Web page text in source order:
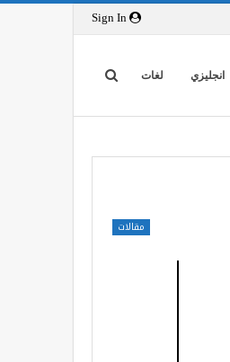
انجليزي لغات
مقالات